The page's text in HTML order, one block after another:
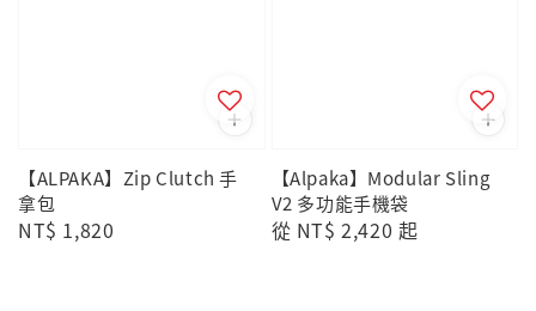
【ALPAKA】Zip Clutch 手
拿包
Regular
NT$ 1,820
【Alpaka】Modular Sling
V2 多功能手機袋
Regular
從 NT$ 2,420 起